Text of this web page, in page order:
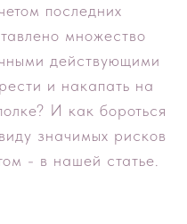
последних
множество
действующими
и накапать на
И как бороться
значимых рисков
- в нашей статье.